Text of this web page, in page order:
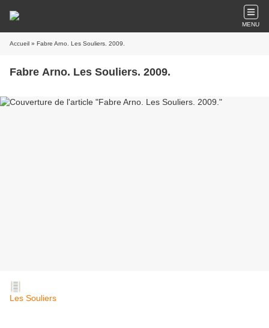
MENU
Accueil » Fabre Arno. Les Souliers. 2009.
Fabre Arno. Les Souliers. 2009.
Les Souliers